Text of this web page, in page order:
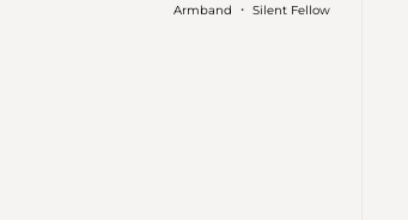
Armband ・ Silent Fellow